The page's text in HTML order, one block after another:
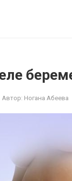
Автор: Ногана Абеева